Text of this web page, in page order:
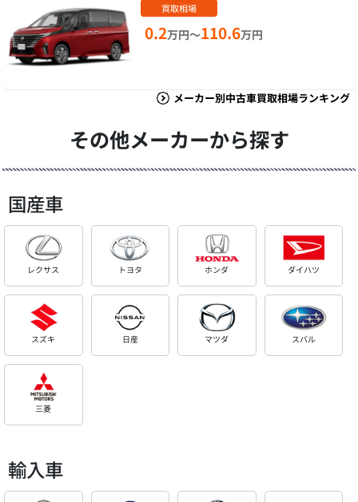
買取相場
0.2万円～110.6万円
メーカー別中古車買取相場ランキング
その他メーカーから探す
国産車
レクサス トヨタ ホンダ ダイハツ
スズキ 日産 マツダ スバル
三菱
輸入車